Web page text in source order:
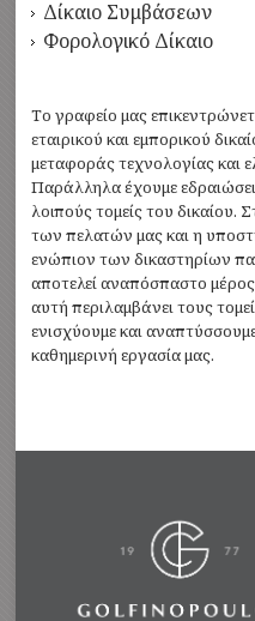
Δίκαιο Συμβάσεων
Φορολογικό Δίκαιο
Το γραφείο μας
εταιρικού και εμπορικού
μεταφοράς τεχνολογίας και
Παράλληλα έχουμε
λοιπούς τομείς του
των πελατών μας και η
ενώπιον των δικαστηρίων
αποτελεί αναπόσπαστο
αυτή περιλαμβάνει τους
ενισχύουμε και
καθημερινή εργασία μας.